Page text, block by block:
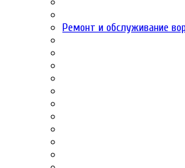
Ремонт и обслуживание